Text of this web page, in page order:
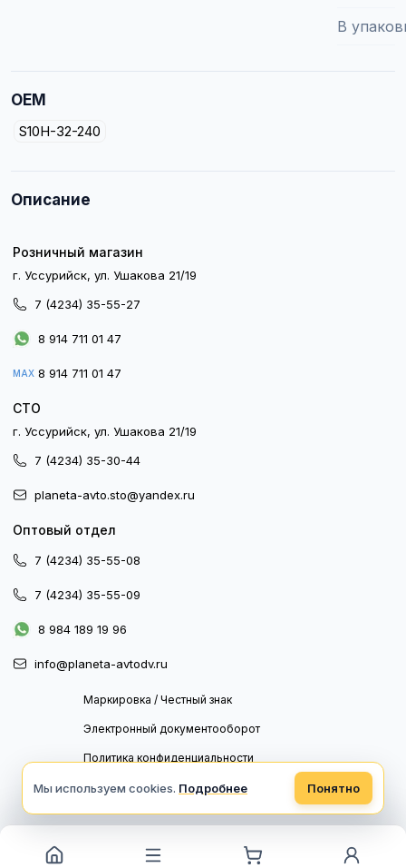
В
OEM
S10H-32-240
Описание
Розничный магазин
г. Уссурийск, ул. Ушакова 21/19
7 (4234) 35-55-27
8 914 711 01 47
MAX 8 914 711 01 47
СТО
г. Уссурийск, ул. Ушакова 21/19
7 (4234) 35-30-44
planeta-avto.sto@yandex.ru
Оптовый отдел
7 (4234) 35-55-08
7 (4234) 35-55-09
8 984 189 19 96
info@planeta-avtodv.ru
Маркировка / Честный знак
Электронный документооборот
Политика конфиденциальности
Политика обработки персональных данных
Мы используем cookies. Подробнее Понятно